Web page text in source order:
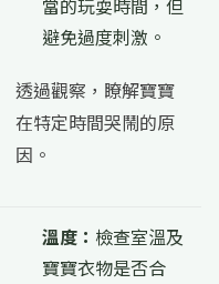
當的玩耍時間，但
避免過度刺激。
透過觀察，瞭解寶寶
在特定時間哭鬧的原
因。
溫度： 檢查室溫及
寶寶衣物是否合